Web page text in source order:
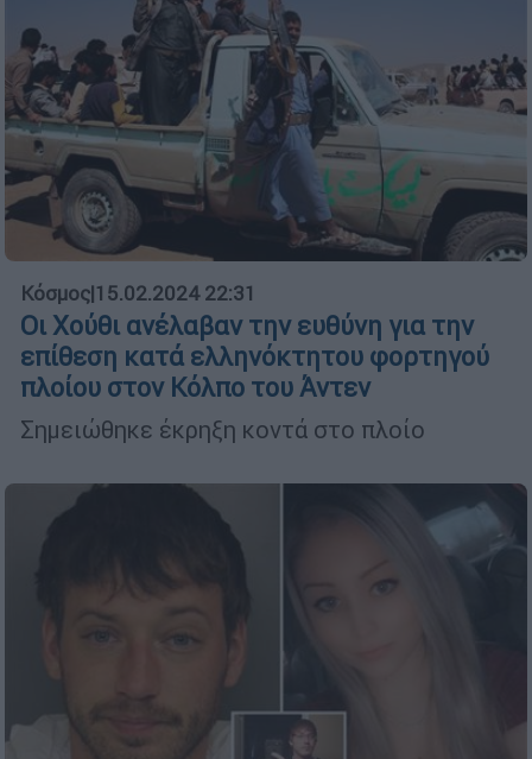
Κόσμος|15.02.2024 22:31
Οι Χούθι ανέλαβαν την ευθύνη για την
επίθεση κατά ελληνόκτητου φορτηγού
πλοίου στον Κόλπο του Άντεν
Σημειώθηκε έκρηξη κοντά στο πλοίο